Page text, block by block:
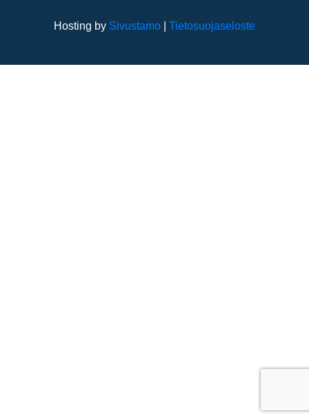
Hosting by Sivustamo Tietosuojaseloste